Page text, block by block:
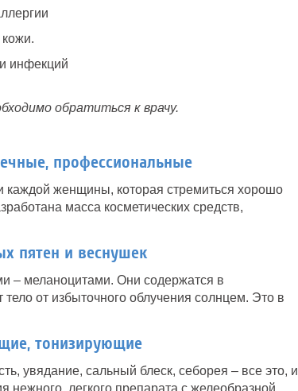
инфекций
обратиться к врачу.
профессиональные
каждой женщины, которая стремиться хорошо
масса косметических средств,
пятен и веснушек
– меланоцитами. Они содержатся в
от избыточного облучения солнцем. Это в
тонизирующие
увядание, сальный блеск, себорея – все это, и